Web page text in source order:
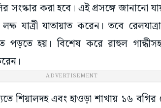
সংস্কার করা হবে। এই প্রসঙ্গে জানানো
যাত্রী যাতায়াত করেন। তবে
পড়তে হয়। বিশেষ করে রাহুল
ADVERTISEMENT
এবং হাওড়া শাখায় ১৬ বগির